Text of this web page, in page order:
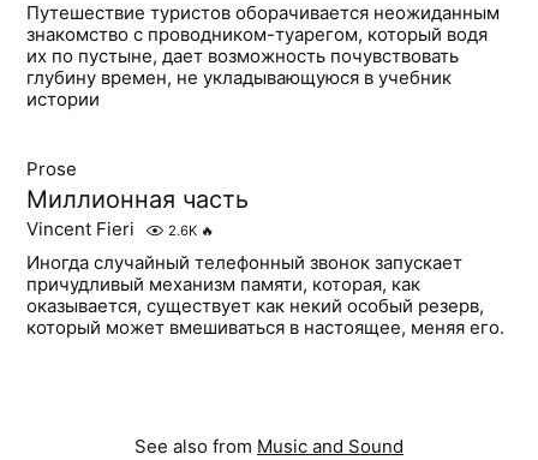
Путешествие туристов оборачивается неожиданным
знакомство с проводником-туарегом, который водя
их по пустыне, дает возможность почувствовать
глубину времен, не укладывающуюся в учебник
истории
Prose
Миллионная часть
Vincent Fieri 2.6K 🔥
Иногда случайный телефонный звонок запускает
причудливый механизм памяти, которая, как
оказывается, существует как некий особый резерв,
который может вмешиваться в настоящее, меняя его.
See also from Music and Sound